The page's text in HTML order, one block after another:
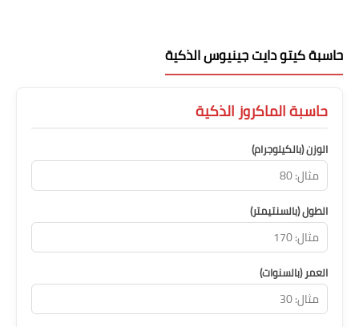
حاسبة كيتو دايت جينيوس الذكية
حاسبة الماكروز الذكية
الوزن (بالكيلوجرام)
الطول (بالسنتيمتر)
العمر (بالسنوات)